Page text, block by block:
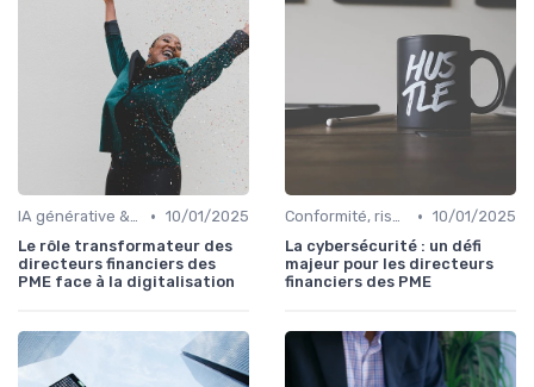
IA générative & futur du CFO • 10/01/2025
Le rôle transformateur des
directeurs financiers des
PME face à la digitalisation
Conformité, risques & réglementation • 10/01/2025
La cybersécurité : un défi
majeur pour les directeurs
financiers des PME